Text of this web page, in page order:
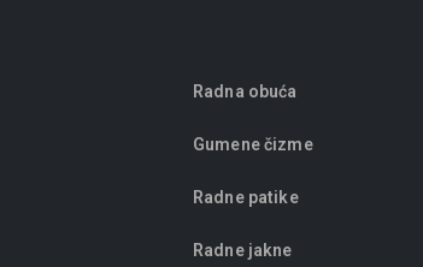
Radna obuća
Gumene čizme
Radne patike
Radne jakne